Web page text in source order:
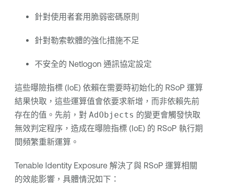
針對使用者套用脆弱密碼原則
針對勒索軟體的強化措施不足
不安全的 Netlogon 通訊協定設定
這些曝險指標 (IoE) 依賴在需要時初始化的 RSoP 運算
結果快取，這些運算值會依要求新增，而非依賴先前
存在的值。先前，對 AdObjects 的變更會觸發快取
無效判定程序，造成在曝險指標 (IoE) 的 RSoP 執行期
間頻繁重新運算。
Tenable Identity Exposure解決了與 RSoP 運算相關
的效能影響，具體情況如下：